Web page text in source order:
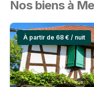
Nos biens à
À partir de 68 € / nuit